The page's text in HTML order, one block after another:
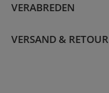
VERABREDEN
VERSAND &